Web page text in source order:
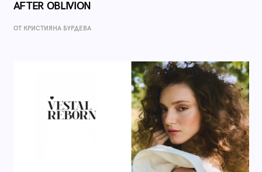
AFTER OBLIVION
ОТ КРИСТИЯНА БУРДЕВА